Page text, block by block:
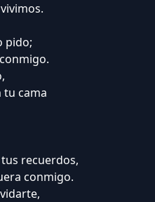
pido;
tu cama
recuerdos,
conmigo.